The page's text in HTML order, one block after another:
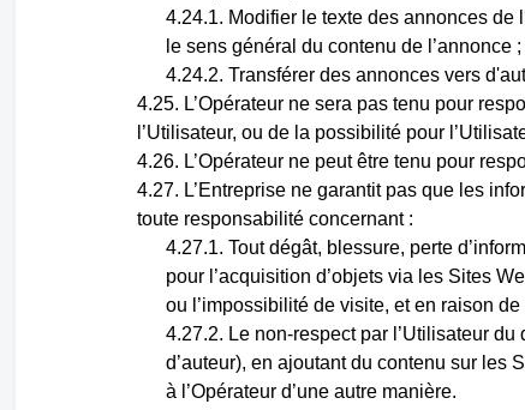
Modifier le texte des annonces de
le sens général du contenu de l’annonce ;
Transférer des annonces vers
L’Opérateur ne sera pas tenu pour
l’Utilisateur, ou de la possibilité pour
L’Opérateur ne peut être tenu pour
L’Entreprise ne garantit pas que les
toute responsabilité concernant :
Tout dégât, blessure, perte
pour l’acquisition d’objets via les Sites
ou l’impossibilité de visite, et en raison
Le non-respect par l’Utilisateur
d’auteur), en ajoutant du contenu sur les
à l’Opérateur d’une autre manière.